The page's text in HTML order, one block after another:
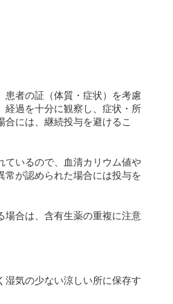
患者の証（体質・症状）を考慮
経過を十分に観察し、症状・所
合には、継続投与を避けるこ
ているので、血清カリウム値や
常が認められた場合には投与を
場合は、含有生薬の重複に注意
湿気の少ない涼しい所に保存す